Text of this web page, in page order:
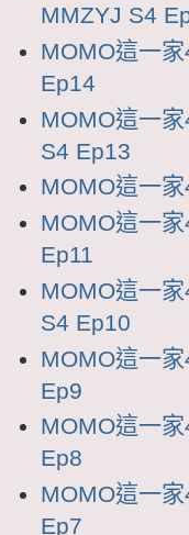
MMZYJ S4
MOMO這一
Ep14
MOMO這一
S4 Ep13
MOMO這一
MOMO這一
Ep11
MOMO這一
S4 Ep10
MOMO這一
Ep9
MOMO這一
Ep8
MOMO這一
Ep7